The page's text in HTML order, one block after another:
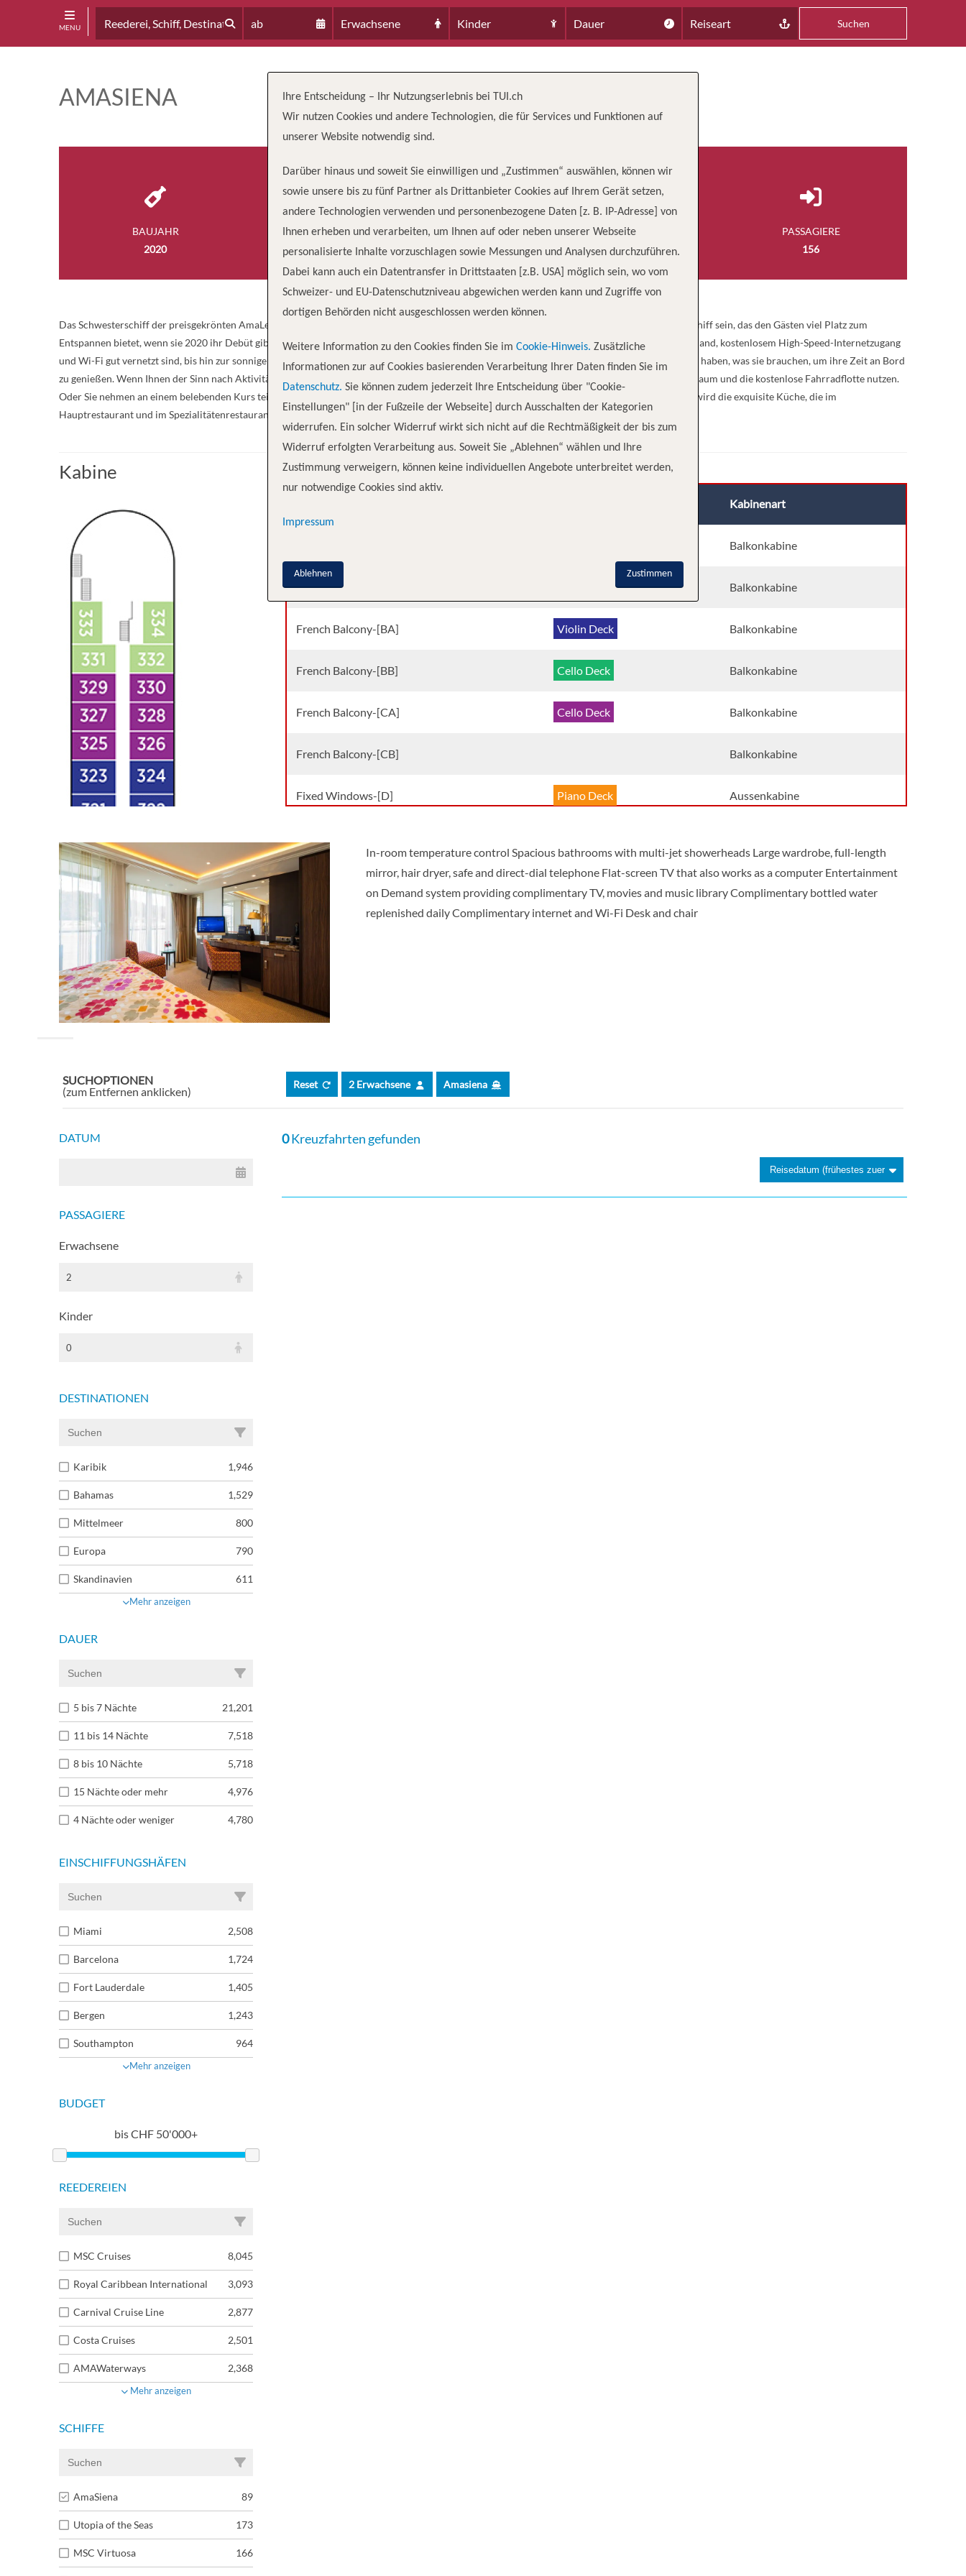
MENU ab Erwachsene Kinder Dauer Reiseart Suchen
AMASIENA
BAUJAHR
2020
BESATZUNG
51
TONNAGE
3,600
LÄNGE
443 FUSS
PASSAGIERE
156
Das Schwesterschiff der preisgekrönten AmaLea und AmaKristina, die elegante AmaSiena mit 156 Passagieren, wird ein warmes, einladendes Schiff sein, das den Gästen viel Platz zum
Entspannen bietet, wenn sie 2020 ihr Debüt gibt. Von komfortablen Kabinen mit zwei Balkonen, in denen die Gäste dank Entertainment-On-Demand, kostenlosem High-Speed-Internetzugang
und Wi-Fi gut vernetzt sind, bis hin zur sonnigen Main Lounge, in der den ganzen Tag über köstliche Tapas serviert werden, werden die Gäste alles haben, was sie brauchen, um ihre Zeit an Bord
zu genießen. Wenn Ihnen der Sinn nach Aktivität steht, können Sie auf dem Sonnendeck spazieren gehen, den Pool mit Swim-up-Bar, den Fitnessraum und die kostenlose Fahrradflotte nutzen.
Oder Sie nehmen an einem belebenden Kurs teil, der von einem professionell ausgebildeten Wellness-Host an Bord geleitet wird. Und natürlich wird die exquisite Küche, die im
Hauptrestaurant und im Spezialitätenrestaurant The Chef’s Table serviert wird, jeden Ihrer Wünsche an Bord der AmaSiena erfüllen.
Kabine
Kabinenart
Balkonkabine
French Balcony-[AB] Balkonkabine
French Balcony-[BA] Violin Deck Balkonkabine
French Balcony-[BB] Cello Deck Balkonkabine
French Balcony-[CA] Cello Deck Balkonkabine
French Balcony-[CB] Balkonkabine
Fixed Windows-[D] Piano Deck Aussenkabine
Violin Deck Suite
In-room temperature control Spacious bathrooms with multi-jet showerheads Large wardrobe, full-length
mirror, hair dryer, safe and direct-dial telephone Flat-screen TV that also works as a computer Entertainment
on Demand system providing complimentary TV, movies and music library Complimentary bottled water
replenished daily Complimentary internet and Wi-Fi Desk and chair
SUCHOPTIONEN
(zum Entfernen anklicken)
Reset 2 Erwachsene Amasiena
DATUM
PASSAGIERE
Erwachsene
2
Kinder
0
DESTINATIONEN
Karibik 1,946
Bahamas 1,529
Mittelmeer 800
Europa 790
Skandinavien 611
Mehr anzeigen
DAUER
5 bis 7 Nächte 21,201
11 bis 14 Nächte 7,518
8 bis 10 Nächte 5,718
15 Nächte oder mehr 4,976
4 Nächte oder weniger 4,780
EINSCHIFFUNGSHÄFEN
Miami 2,508
Barcelona 1,724
Fort Lauderdale 1,405
Bergen 1,243
Southampton 964
Mehr anzeigen
BUDGET
bisCHF 50'000+
REEDEREIEN
MSC Cruises 8,045
Royal Caribbean International 3,093
Carnival Cruise Line 2,877
Costa Cruises 2,501
AMAWaterways 2,368
Mehr anzeigen
SCHIFFE
AmaSiena 89
Utopia of the Seas 173
MSC Virtuosa 166
0Kreuzfahrten gefunden
Ihre Entscheidung – Ihr Nutzungserlebnis bei TUI.ch
Wir nutzen Cookies und andere Technologien, die für Services und Funktionen auf
unserer Website notwendig sind.
Darüber hinaus und soweit Sie einwilligen und „Zustimmen“ auswählen, können wir
sowie unsere bis zu fünf Partner als Drittanbieter Cookies auf Ihrem Gerät setzen,
andere Technologien verwenden und personenbezogene Daten [z. B. IP-Adresse] von
Ihnen erheben und verarbeiten, um Ihnen auf oder neben unserer Webseite
personalisierte Inhalte vorzuschlagen sowie Messungen und Analysen durchzuführen.
Dabei kann auch ein Datentransfer in Drittstaaten [z.B. USA] möglich sein, wo vom
Schweizer- und EU-Datenschutzniveau abgewichen werden kann und Zugriffe von
dortigen Behörden nicht ausgeschlossen werden können.
Weitere Information zu den Cookies finden Sie im Cookie-Hinweis. Zusätzliche
Informationen zur auf Cookies basierenden Verarbeitung Ihrer Daten finden Sie im
Datenschutz. Sie können zudem jederzeit Ihre Entscheidung über "Cookie-
Einstellungen" [in der Fußzeile der Webseite] durch Ausschalten der Kategorien
widerrufen. Ein solcher Widerruf wirkt sich nicht auf die Rechtmäßigkeit der bis zum
Widerruf erfolgten Verarbeitung aus. Soweit Sie „Ablehnen“ wählen und Ihre
Zustimmung verweigern, können keine individuellen Angebote unterbreitet werden,
nur notwendige Cookies sind aktiv.
Impressum
Zustimmen
Ablehnen